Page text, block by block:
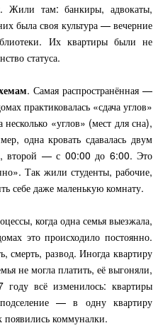
Жили там: банкиры, адвокаты,
была своя культура — вечерние
Их квартиры были не
статуса.
. Самая распространённая —
практиковалась «сдача углов»
«углов» (мест для сна),
одна кровать сдавалась двум
— с 00:00 до 6:00. Это
Так жили студенты, рабочие,
себе даже маленькую комнату.
когда одна семья выезжала,
это происходило постоянно.
развод. Иногда квартиру
не могла платить, её выгоняли,
всё изменилось: квартиры
— в одну квартиру
появились коммуналки.